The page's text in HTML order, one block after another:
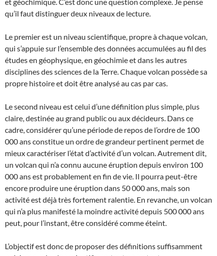
qu’il faut distinguer deux niveaux de lecture.
Le premier est un niveau scientifique, propre à chaque volcan,
qui s’appuie sur l’ensemble des données accumulées au fil des
études en géophysique, en géochimie et dans les autres
disciplines des sciences de la Terre. Chaque volcan possède sa
propre histoire et doit être analysé au cas par cas.
Le second niveau est celui d’une définition plus simple, plus
claire, destinée au grand public ou aux décideurs. Dans ce
cadre, considérer qu’une période de repos de l’ordre de 100
000 ans constitue un ordre de grandeur pertinent permet de
mieux caractériser l’état d’activité d’un volcan. Autrement dit,
un volcan qui n’a connu aucune éruption depuis environ 100
000 ans est probablement en fin de vie. Il pourra peut-être
encore produire une éruption dans 50 000 ans, mais son
activité est déjà très fortement ralentie. En revanche, un volcan
qui n’a plus manifesté la moindre activité depuis 500 000 ans
peut, pour l’instant, être considéré comme éteint.
L’objectif est donc de proposer des définitions suffisamment